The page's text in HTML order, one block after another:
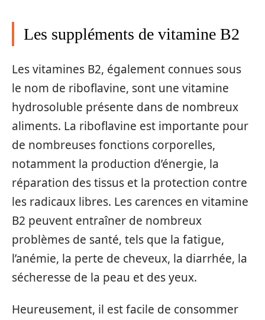
Les suppléments de vitamine B2
Les vitamines B2, également connues sous
le nom de riboflavine, sont une vitamine
hydrosoluble présente dans de nombreux
aliments. La riboflavine est importante pour
de nombreuses fonctions corporelles,
notamment la production d’énergie, la
réparation des tissus et la protection contre
les radicaux libres. Les carences en vitamine
B2 peuvent entraîner de nombreux
problèmes de santé, tels que la fatigue,
l’anémie, la perte de cheveux, la diarrhée, la
sécheresse de la peau et des yeux.
Heureusement, il est facile de consommer